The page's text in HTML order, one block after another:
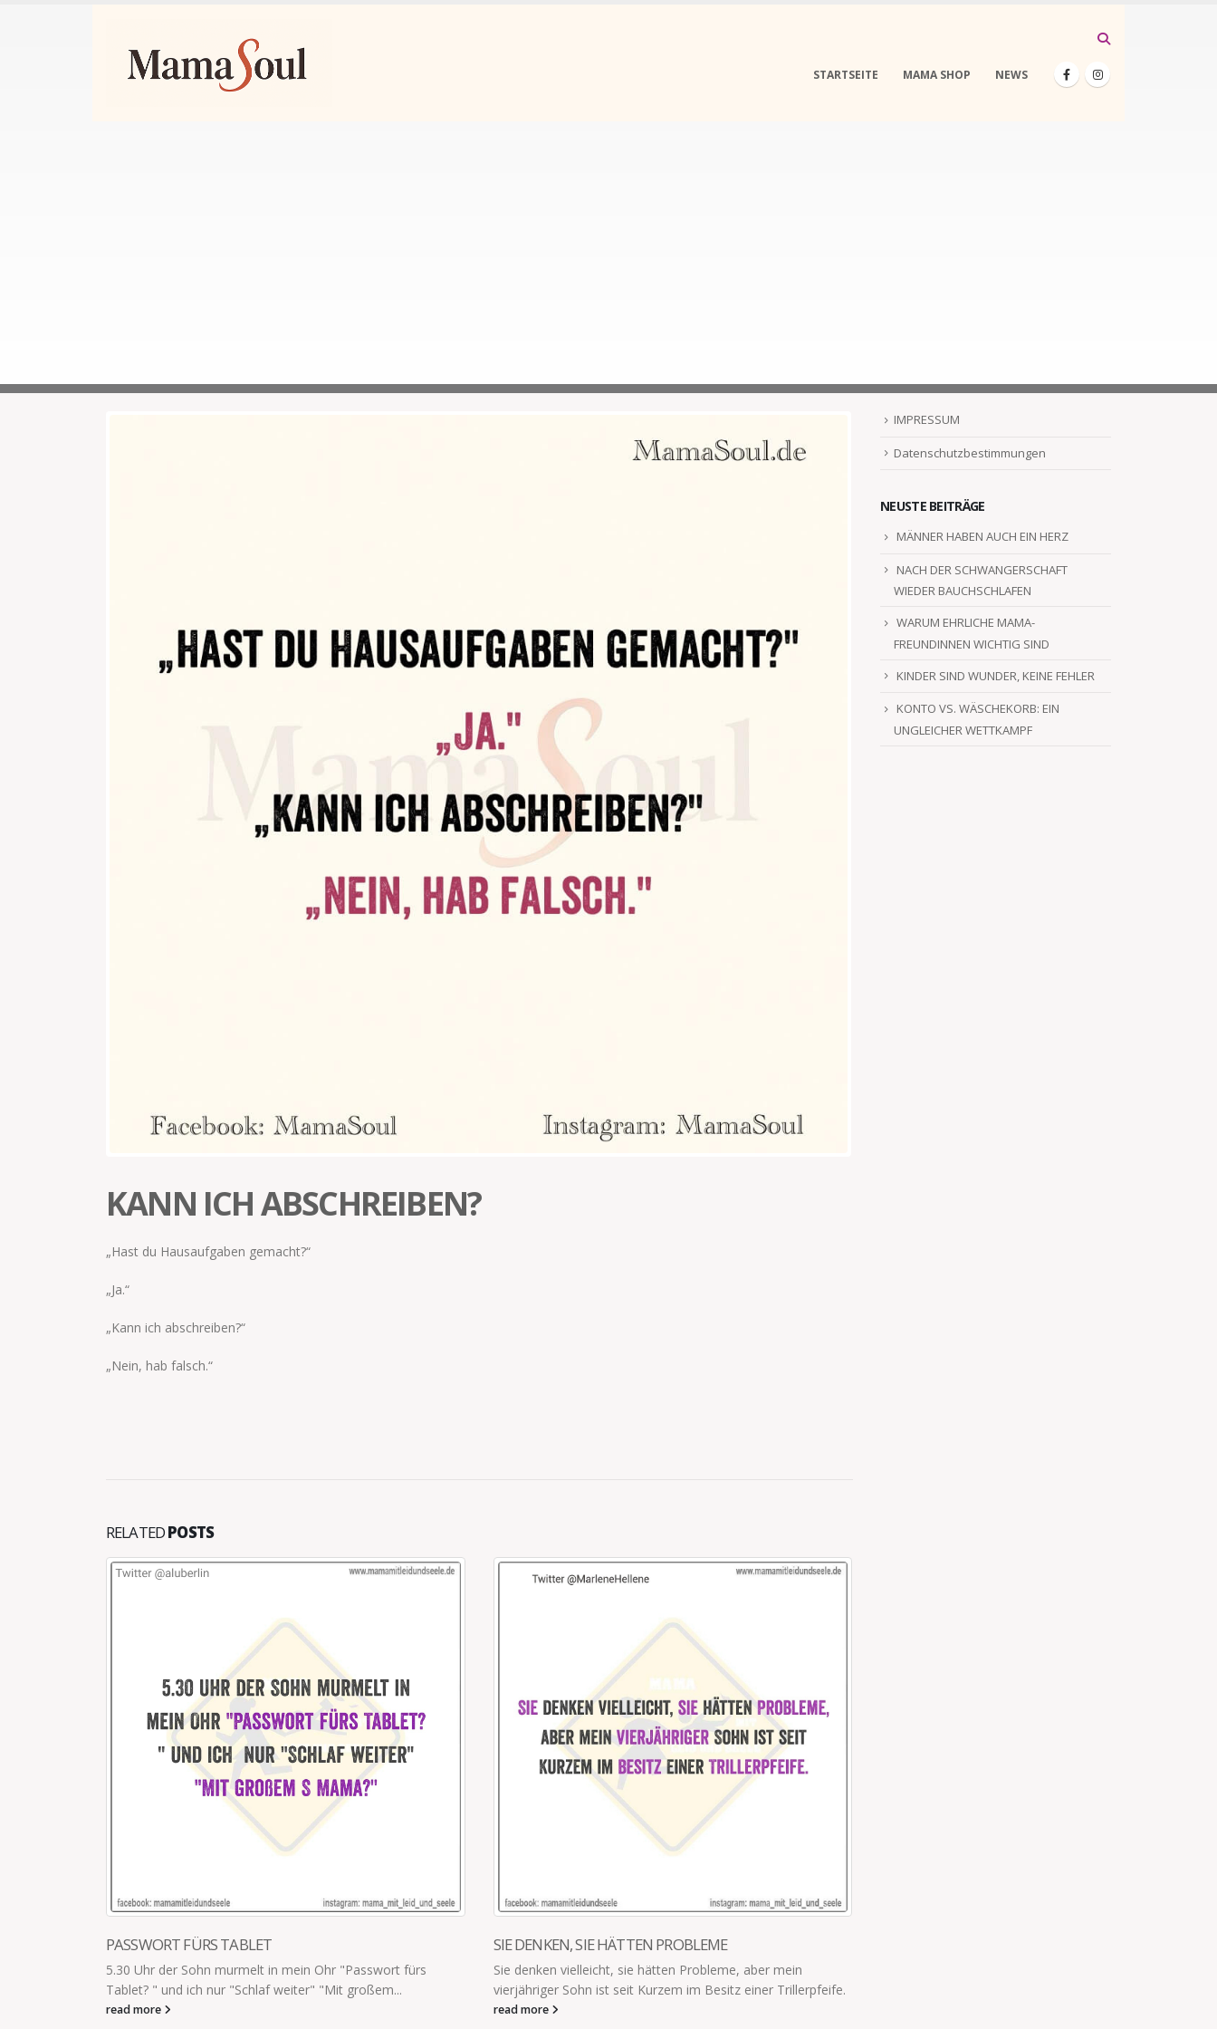
STARTSEITE MAMA SHOP NEWS
KANN ICH ABSCHREIBEN?
„Hast du Hausaufgaben gemacht?“
„Ja.“
„Kann ich abschreiben?“
„Nein, hab falsch.“
RELATEDPOSTS
PASSWORT FÜRS TABLET
5.30 Uhr der Sohn murmelt in mein Ohr "Passwort fürs
Tablet? " und ich nur "Schlaf weiter" "Mit großem...
read more
SIE DENKEN, SIE HÄTTEN PROBLEME
Sie denken vielleicht, sie hätten Probleme, aber mein
vierjähriger Sohn ist seit Kurzem im Besitz einer Trillerpfeife.
read more
IMPRESSUM
Datenschutzbestimmungen
NEUSTE BEITRÄGE
MÄNNER HABEN AUCH EIN HERZ
NACH DER SCHWANGERSCHAFT
WIEDER BAUCHSCHLAFEN
WARUM EHRLICHE MAMA-
FREUNDINNEN WICHTIG SIND
KINDER SIND WUNDER, KEINE FEHLER
KONTO VS. WÄSCHEKORB: EIN
UNGLEICHER WETTKAMPF